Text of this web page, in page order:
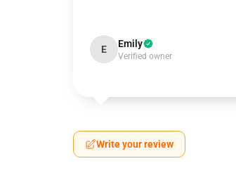
E Emily
Verified owner
Write your review